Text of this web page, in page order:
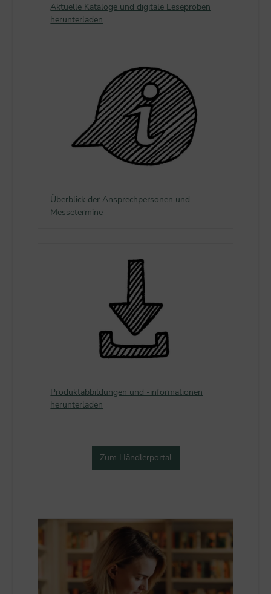
Aktuelle Kataloge und digitale Leseproben
herunterladen
Überblick der Ansprechpersonen und
Messetermine
Produktabbildungen und -informationen
herunterladen
Zum Händlerportal